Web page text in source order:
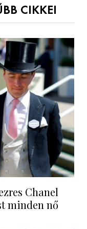
CIKKEI
Chanel
minden nő